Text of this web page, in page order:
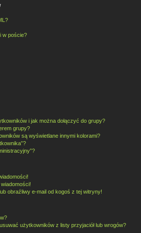
w poście?
i jak można dołączyć do grupy?
grupy?
są wyświetlane innymi kolorami?
obraźliwy e-mail od kogoś z tej witryny!
użytkowników z listy przyjaciół lub wrogów?